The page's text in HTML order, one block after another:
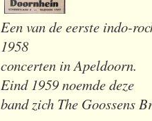
Een van de
1958
concerten in Apeldoorn.
Eind 1959 noemde deze
band zich The Goossens